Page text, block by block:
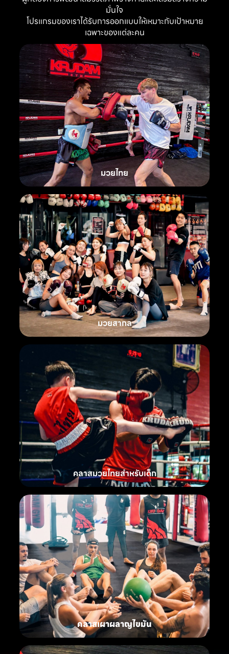
มั่นใจ
โปรแกรมของเราได้รับการออกแบบให้เหมาะกับเป้าหมาย
เฉพาะของแต่ละคน
มวยไทย
มวยสากล
คลาสมวยไทยสำหรับเด็ก
คลาสเผาผลาญไขมัน